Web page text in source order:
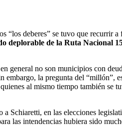
“los deberes” se tuvo que recurrir
deplorable de la Ruta Nacional
general no son municipios con
la pregunta del “millón”,
al mismo tiempo también se
Schiaretti, en las elecciones
las intendencias hubiera sido